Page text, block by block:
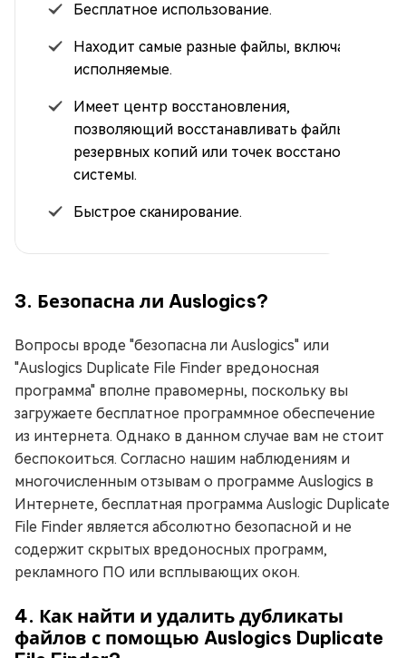
Бесплатное использование.
Находит самые разные файлы, включая
исполняемые.
Имеет центр восстановления,
позволяющий восстанавливать файлы из
резервных копий или точек восстановления
системы.
Быстрое сканирование.
3. Безопасна ли Auslogics?
Вопросы вроде "безопасна ли Auslogics" или
"Auslogics Duplicate File Finder вредоносная
программа" вполне правомерны, поскольку вы
загружаете бесплатное программное обеспечение
из интернета. Однако в данном случае вам не стоит
беспокоиться. Согласно нашим наблюдениям и
многочисленным отзывам о программе Auslogics в
Интернете, бесплатная программа Auslogic Duplicate
File Finder является абсолютно безопасной и не
содержит скрытых вредоносных программ,
рекламного ПО или всплывающих окон.
4. Как найти и удалить дубликаты
файлов с помощью Auslogics Duplicate